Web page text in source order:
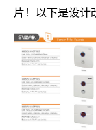
片！ 以下是设计